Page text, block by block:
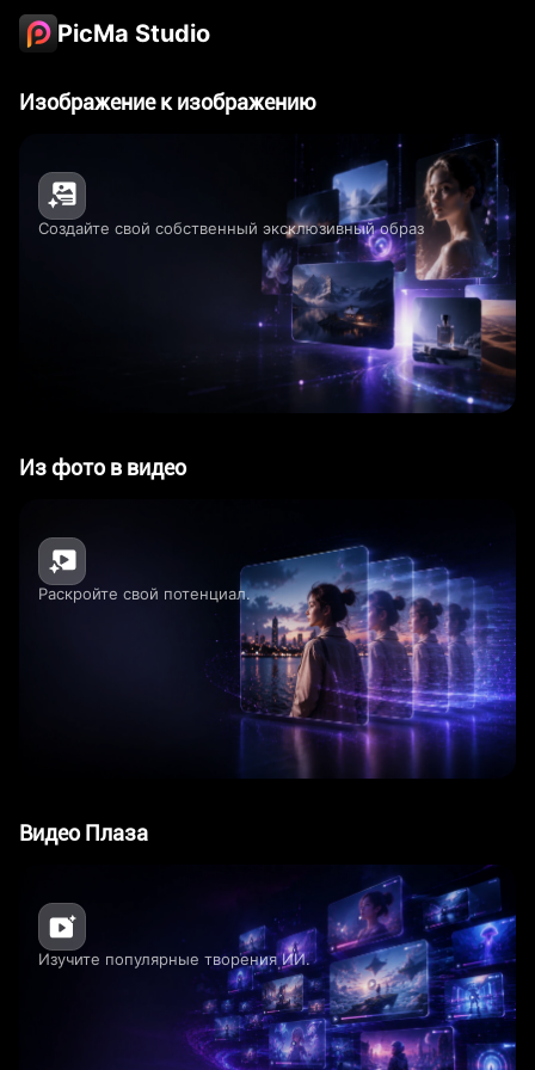
PicMa Studio
Изображение к изображению
Создайте свой собственный эксклюзивный образ
Из фото в видео
Раскройте свой потенциал.
Видео Плаза
Изучите популярные творения ИИ.